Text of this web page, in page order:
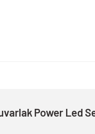
Power Led